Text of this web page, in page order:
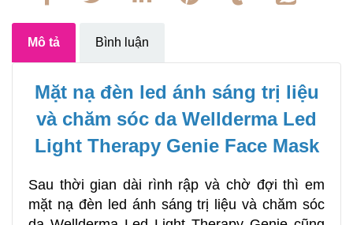
Mô tả Bình luận
Mặt nạ đèn led ánh sáng trị liệu
và chăm sóc da Wellderma Led
Light Therapy Genie Face Mask
Sau thời gian dài rình rập và chờ đợi thì em
mặt nạ đèn led ánh sáng trị liệu và chăm sóc